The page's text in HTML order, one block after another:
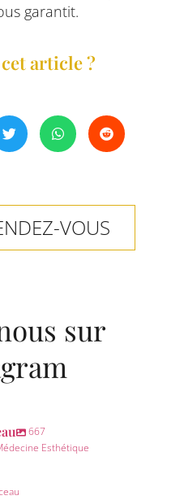
garantit.
article ?
VOUS
sur
667
Esthétique